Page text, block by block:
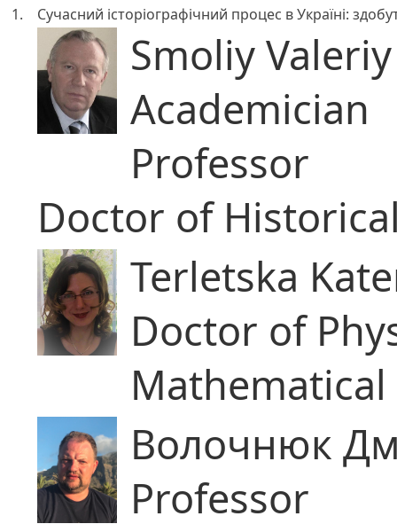
1. Сучасний історіографічний процес в Україні:
Smoliy
Academician
Professor
Doctor of
Terletska
Doctor of
Mathematical
Волочнюк
Professor